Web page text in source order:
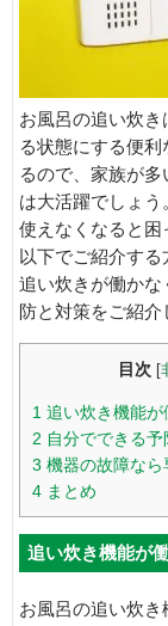
お風呂の追い炊
る状態にする便
るので、家族が
は大活躍でしょ
使えなくなると困
以下でご紹介す
追い炊きが働か
防と対策をご紹介
目次
1 追い炊き機能が
2 自分でできる
3 機器の故障な
4 まとめ
追い炊き機能が
お風呂の追い炊